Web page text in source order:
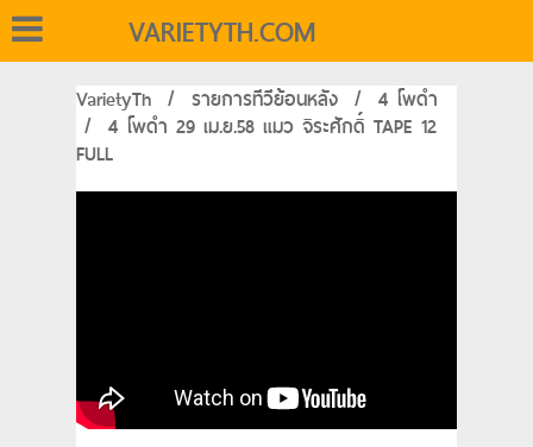
VARIETYTH.COM
VarietyTh / รายการทีวีย้อนหลัง / 4 โพดำ
/ 4 โพดำ 29 เม.ย.58 แมว จิระศักดิ์ TAPE 12
FULL